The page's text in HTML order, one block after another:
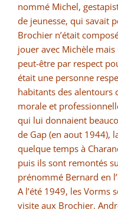
nommé Michel,
de jeunesse, qui savait
Brochier n’était
jouer avec Michèle
peut-être par respect
était une personne
habitants des alentours
morale et
qui lui donnaient
de Gap (en aout 1944),
quelque temps à
puis ils sont remontés
prénommé Bernard en
A l’été 1949, les Vorms
visite aux Brochier.